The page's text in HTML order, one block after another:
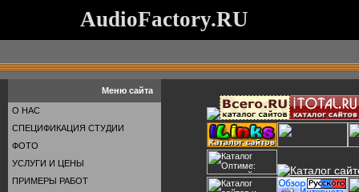
AudioFactory.RU
Меню сайта
О НАС
СПЕЦИФИКАЦИЯ СТУДИИ
ФОТО
УСЛУГИ И ЦЕНЫ
ПРИМЕРЫ РАБОТ